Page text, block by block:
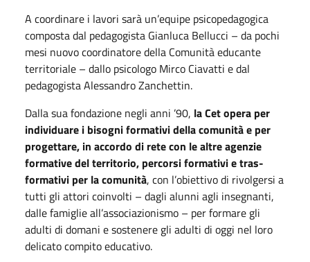
A coordinare i lavori sarà un’equipe psicopedagogica
composta dal pedagogista Gianluca Bellucci – da pochi
mesi nuovo coordinatore della Comunità educante
territoriale – dallo psicologo Mirco Ciavatti e dal
pedagogista Alessandro Zanchettin.
Dalla sua fondazione negli anni ’90, la Cet opera per
individuare i bisogni formativi della comunità e per
progettare, in accordo di rete con le altre agenzie
formative del territorio, percorsi formativi e tras-
formativi per la comunità, con l’obiettivo di rivolgersi a
tutti gli attori coinvolti – dagli alunni agli insegnanti,
dalle famiglie all’associazionismo – per formare gli
adulti di domani e sostenere gli adulti di oggi nel loro
delicato compito educativo.